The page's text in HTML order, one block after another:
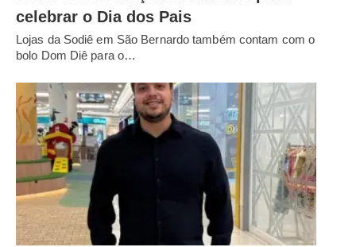
celebrar o Dia dos Pais
Lojas da Sodiê em São Bernardo também contam com o
bolo Dom Diê para o…